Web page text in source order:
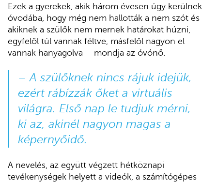
Ezek a gyerekek, akik három évesen úgy kerülnek
óvodába, hogy még nem hallották a nem szót és
akiknek a szülők nem mernek határokat húzni,
egyfelől túl vannak féltve, másfelől nagyon el
vannak hanyagolva – mondja az óvónő.
– A szülőknek nincs rájuk idejük,
ezért rábízzák őket a virtuális
világra. Első nap le tudjuk mérni,
ki az, akinél nagyon magas a
képernyőidő.
A nevelés, az együtt végzett hétköznapi
tevékenységek helyett a videók, a számítógépes